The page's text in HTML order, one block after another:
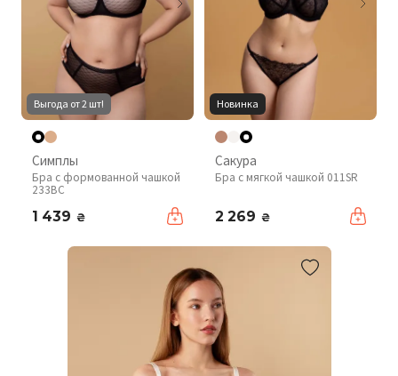
Выгода от 2 шт!
Симплы
Бра с формованной чашкой
233BC
1 439 ₴
Новинка
Сакура
Бра с мягкой чашкой 011SR
2 269 ₴